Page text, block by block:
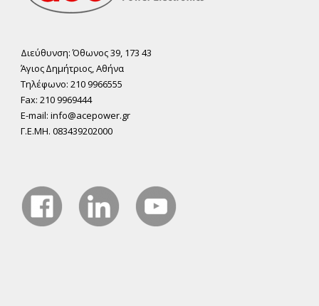
Διεύθυνση: Όθωνος 39, 173 43
Άγιος ∆ηµήτριος, Αθήνα
Τηλέφωνο: 210 9966555
Fax: 210 9969444
E-mail: info@acepower.gr
Γ.Ε.ΜΗ. 083439202000